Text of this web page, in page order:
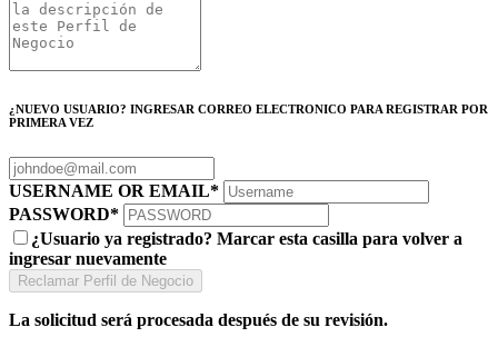
¿NUEVO USUARIO? INGRESAR CORREO ELECTRONICO PARA REGISTRAR POR
PRIMERA VEZ
USERNAME OR EMAIL*
PASSWORD*
¿Usuario ya registrado? Marcar esta casilla para volver a
ingresar nuevamente
La solicitud será procesada después de su revisión.